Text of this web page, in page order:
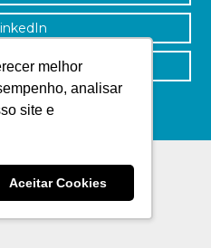
melhor
analisar
site e
Aceitar Cookies